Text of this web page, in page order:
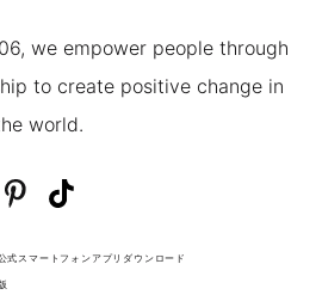
we empower people through
to create positive change in
world.
式スマートフォンアプリ ダウンロード